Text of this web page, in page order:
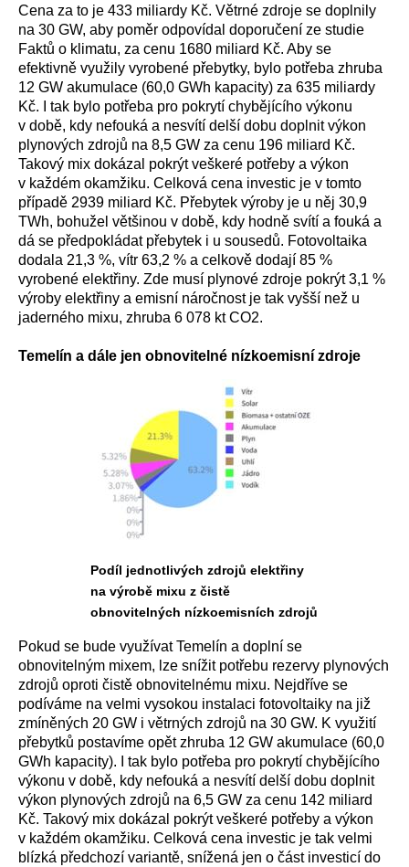
Cena za to je 433 miliardy Kč. Větrné zdroje se doplnily
na 30 GW, aby poměr odpovídal doporučení ze studie
Faktů o klimatu, za cenu 1680 miliard Kč. Aby se
efektivně využily vyrobené přebytky, bylo potřeba zhruba
12 GW akumulace (60,0 GWh kapacity) za 635 miliardy
Kč. I tak bylo potřeba pro pokrytí chybějícího výkonu
v době, kdy nefouká a nesvítí delší dobu doplnit výkon
plynových zdrojů na 8,5 GW za cenu 196 miliard Kč.
Takový mix dokázal pokrýt veškeré potřeby a výkon
v každém okamžiku. Celková cena investic je v tomto
případě 2939 miliard Kč. Přebytek výroby je u něj 30,9
TWh, bohužel většinou v době, kdy hodně svítí a fouká a
dá se předpokládat přebytek i u sousedů. Fotovoltaika
dodala 21,3 %, vítr 63,2 % a celkově dodají 85 %
vyrobené elektřiny. Zde musí plynové zdroje pokrýt 3,1 %
výroby elektřiny a emisní náročnost je tak vyšší než u
jaderného mixu, zhruba 6 078 kt CO2.
Temelín a dále jen obnovitelné nízkoemisní zdroje
Podíl jednotlivých zdrojů elektřiny
na výrobě mixu z čistě
obnovitelných nízkoemisních zdrojů
Pokud se bude využívat Temelín a doplní se
obnovitelným mixem, lze snížit potřebu rezervy plynových
zdrojů oproti čistě obnovitelnému mixu. Nejdříve se
podíváme na velmi vysokou instalaci fotovoltaiky na již
zmíněných 20 GW i větrných zdrojů na 30 GW. K využití
přebytků postavíme opět zhruba 12 GW akumulace (60,0
GWh kapacity). I tak bylo potřeba pro pokrytí chybějícího
výkonu v době, kdy nefouká a nesvítí delší dobu doplnit
výkon plynových zdrojů na 6,5 GW za cenu 142 miliard
Kč. Takový mix dokázal pokrýt veškeré potřeby a výkon
v každém okamžiku. Celková cena investic je tak velmi
blízká předchozí variantě, snížená jen o část investicí do